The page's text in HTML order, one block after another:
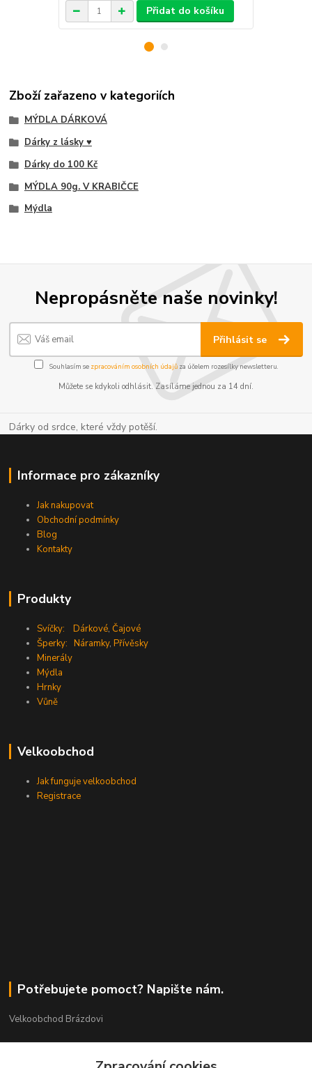
Přidat do košíku
Zboží zařazeno v kategoriích
MÝDLA DÁRKOVÁ
Dárky z lásky ♥
Dárky do 100 Kč
MÝDLA 90g. V KRABIČCE
Mýdla
Nepropásněte naše novinky!
Přihlásit se
Souhlasím se zpracováním osobních údajůza účelem rozesílky newsletteru.
Můžete se kdykoli odhlásit. Zasíláme jednou za 14 dní.
Dárky od srdce, které vždy potěší.
Informace pro zákazníky
Jak nakupovat
Obchodní podmínky
Blog
Kontakty
Produkty
Svíčky: Dárkové,Čajové
Šperky: Náramky,Přívěsky
Minerály
Mýdla
Hrnky
Vůně
Velkoobchod
Jak funguje velkoobchod
Registrace
Potřebujete pomoct? Napište nám.
Velkoobchod Brázdovi